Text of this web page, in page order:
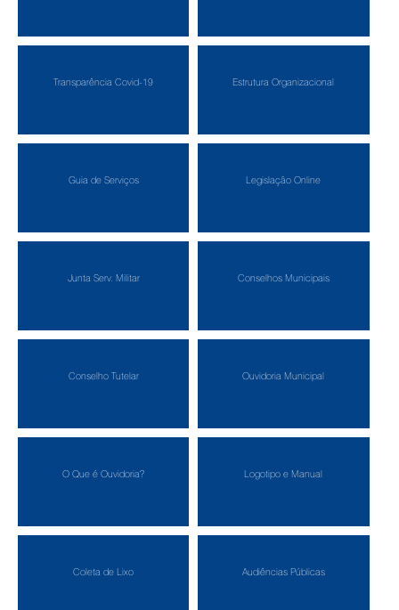
Transparência Covid-19 Estrutura Organizacional
Guia de Serviços Legislação Online
Junta Serv. Militar Conselhos Municipais
Conselho Tutelar Ouvidoria Municipal
O Que é Ouvidoria? Logotipo e Manual
Coleta de Lixo Audiências Públicas